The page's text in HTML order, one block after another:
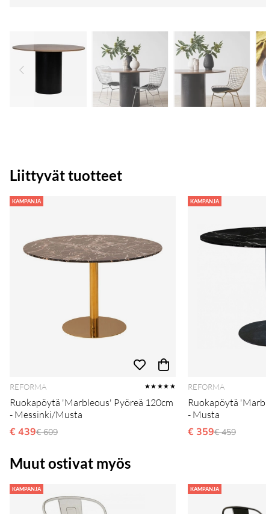
Liittyvät tuotteet
KAMPANJA
REFORMA ★★★★★
Ruokapöytä 'Marbleous' Pyöreä 120cm
- Messinki/Musta
€ 439Ordinarie pris:
€ 609
KAMPANJA
REFORMA
Ruokapöytä
- Musta
€ 359Ordinarie
€ 459
Muut ostivat myös
KAMPANJA KAMPANJA